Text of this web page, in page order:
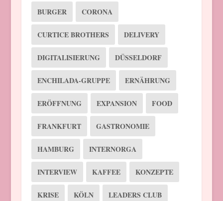
BURGER CORONA
CURTICE BROTHERS DELIVERY
DIGITALISIERUNG DÜSSELDORF
ENCHILADA-GRUPPE ERNÄHRUNG
ERÖFFNUNG EXPANSION FOOD
FRANKFURT GASTRONOMIE
HAMBURG INTERNORGA
INTERVIEW KAFFEE KONZEPTE
KRISE KÖLN LEADERS CLUB